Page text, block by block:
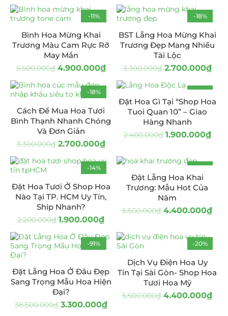
-11%
HOT
Bình Hoa Mừng Khai
Trương Màu Cam Rực Rỡ
May Mắn
5.500.000₫ 4.900.000₫
-18%
BST Lẵng Hoa Mừng Khai
Trương Đẹp Mang Nhiều
Tài Lộc
3.300.000₫ 2.700.000₫
-18%
Cách Để Mua Hoa Tươi
Bình Thạnh Nhanh Chóng
Và Đơn Giản
3.300.000₫ 2.700.000₫
-21%
Đặt Hoa Gì Tại “Shop Hoa
Tuoi Quan 10” – Giao
Hàng Nhanh
2.400.000₫ 1.900.000₫
-14%
Đặt Hoa Tươi Ở Shop Hoa
Nào Tại TP. HCM Uy Tín,
Ship Nhanh?
2.200.000₫ 1.900.000₫
-20%
Đặt Lẵng Hoa Khai
Trương: Mẫu Hot Của
Năm
5.500.000₫ 4.400.000₫
-91%
Đặt Lẵng Hoa Ở Đâu Đẹp
Sang Trọng Mẫu Hoa Hiện
Đại?
38.500.000₫ 3.300.000₫
-20%
Dịch Vụ Điện Hoa Uy
Tín Tại Sài Gòn- Shop Hoa
Tươi Hoa Mỹ
5.500.000₫ 4.400.000₫